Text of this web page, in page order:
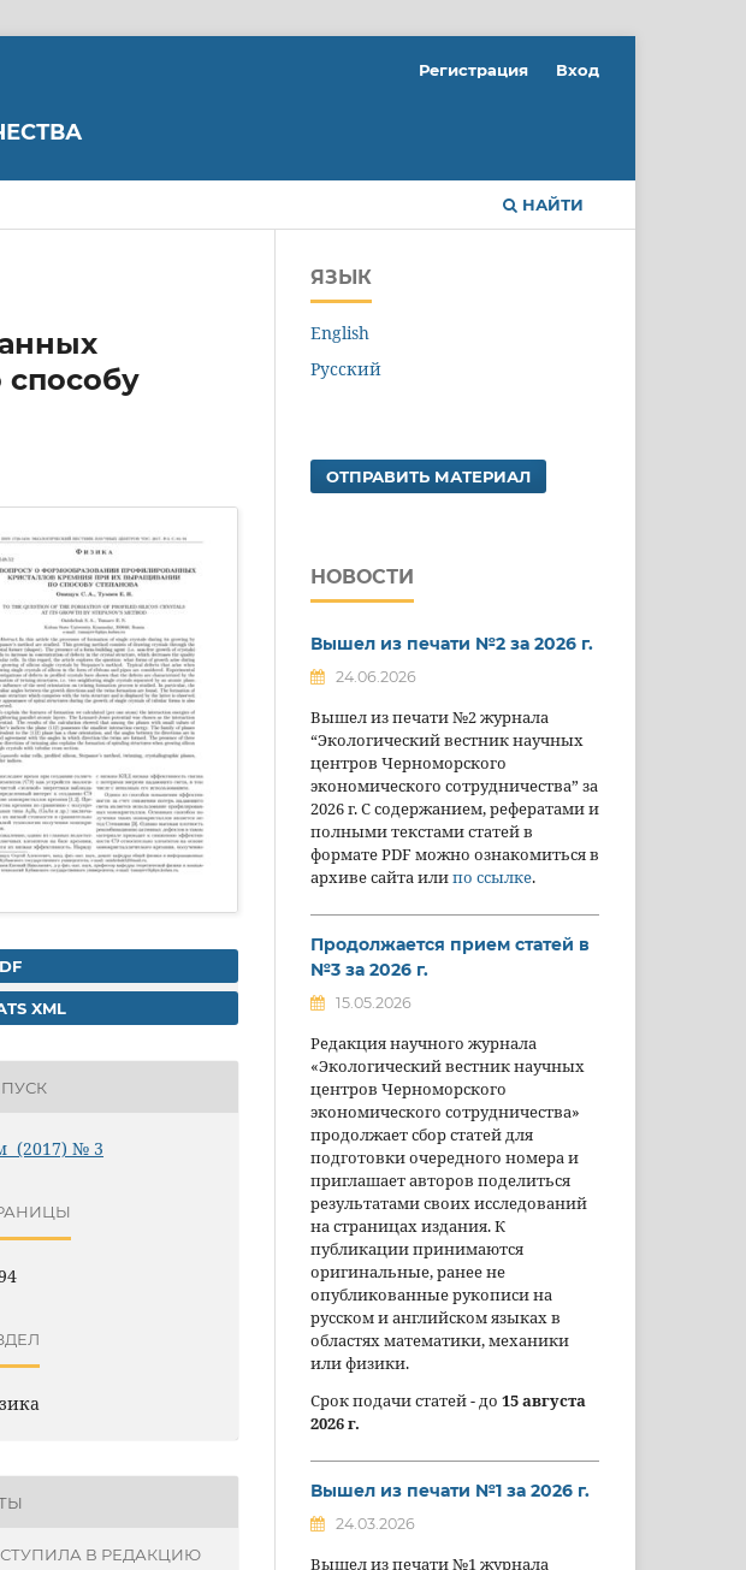
НАЙТИ
Регистрация Вход
XML
(2017) № 3
В РЕДАКЦИЮ
ЯЗЫК
English
Русский
ОТПРАВИТЬ МАТЕРИАЛ
НОВОСТИ
Вышел из печати №2 за 2026 г.
24.06.2026
Вышел из печати №2 журнала
“Экологический вестник научных
центров Черноморского
экономического сотрудничества” за
2026 г. С содержанием, рефератами и
полными текстами статей в
формате PDF можно ознакомиться в
архиве сайта илипо ссылке.
Продолжается прием статей в
№3 за 2026 г.
15.05.2026
Редакция научного журнала
«Экологический вестник научных
центров Черноморского
экономического сотрудничества»
продолжает сбор статей для
подготовки очередного номера и
приглашает авторов поделиться
результатами своих исследований
на страницах издания. К
публикации принимаются
оригинальные, ранее не
опубликованные рукописи на
русском и английском языках в
областях математики, механики
или физики.
Срок подачи статей - до 15 августа
2026 г.
Вышел из печати №1 за 2026 г.
24.03.2026
Вышел из печати №1 журнала